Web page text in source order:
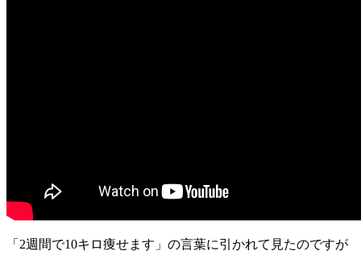
「2週間で10キロ痩せます」の言葉に引かれて見たのですが